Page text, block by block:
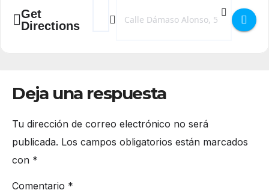
Get
Directions
Address - Cartelera Cines Artesiete []
Destination Address - Cartelera
Deja una respuesta
Tu dirección de correo electrónico no será
publicada. Los campos obligatorios están marcados
con *
Comentario *